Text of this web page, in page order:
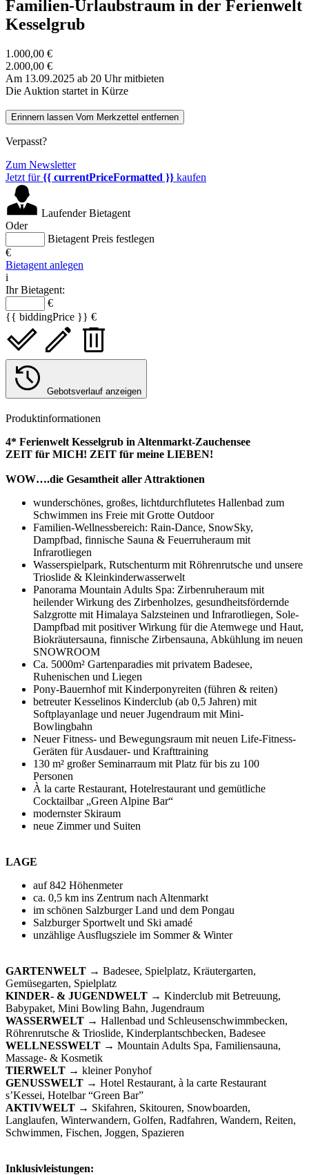
Familien-Urlaubstraum in der Ferienwelt
Kesselgrub
1.000,00 €
2.000,00 €
Am 13.09.2025 ab 20 Uhr mitbieten
Die Auktion startet in Kürze
Erinnern lassen Vom Merkzettel entfernen
Verpasst?
Zum Newsletter
Jetzt für{{ currentPriceFormatted }} kaufen
Laufender Bietagent
Oder
Bietagent Preis festlegen
€
Bietagent anlegen
i
Ihr Bietagent:
€
{{ biddingPrice }} €
Gebotsverlauf anzeigen
Produktinformationen
4* Ferienwelt Kesselgrub in Altenmarkt-Zauchensee
ZEIT für MICH! ZEIT für meine LIEBEN!
WOW….die Gesamtheit aller Attraktionen
wunderschönes, großes, lichtdurchflutetes Hallenbad zum
Schwimmen ins Freie mit Grotte Outdoor
Familien-Wellnessbereich: Rain-Dance, SnowSky,
Dampfbad, finnische Sauna & Feuerruheraum mit
Infrarotliegen
Wasserspielpark, Rutschenturm mit Röhrenrutsche und unsere
Trioslide & Kleinkinderwasserwelt
Panorama Mountain Adults Spa: Zirbenruheraum mit
heilender Wirkung des Zirbenholzes, gesundheitsfördernde
Salzgrotte mit Himalaya Salzsteinen und Infrarotliegen, Sole-
Dampfbad mit positiver Wirkung für die Atemwege und Haut,
Biokräutersauna, finnische Zirbensauna, Abkühlung im neuen
SNOWROOM
Ca. 5000m² Gartenparadies mit privatem Badesee,
Ruhenischen und Liegen
Pony-Bauernhof mit Kinderponyreiten (führen & reiten)
betreuter Kesselinos Kinderclub (ab 0,5 Jahren) mit
Softplayanlage und neuer Jugendraum mit Mini-
Bowlingbahn
Neuer Fitness- und Bewegungsraum mit neuen Life-Fitness-
Geräten für Ausdauer- und Krafttraining
130 m² großer Seminarraum mit Platz für bis zu 100
Personen
À la carte Restaurant, Hotelrestaurant und gemütliche
Cocktailbar „Green Alpine Bar“
modernster Skiraum
neue Zimmer und Suiten
LAGE
auf 842 Höhenmeter
ca. 0,5 km ins Zentrum nach Altenmarkt
im schönen Salzburger Land und dem Pongau
Salzburger Sportwelt und Ski amadé
unzählige Ausflugsziele im Sommer & Winter
GARTENWELT → Badesee, Spielplatz, Kräutergarten,
Gemüsegarten, Spielplatz
KINDER- & JUGENDWELT → Kinderclub mit Betreuung,
Babypaket, Mini Bowling Bahn, Jugendraum
WASSERWELT → Hallenbad und Schleusenschwimmbecken,
Röhrenrutsche & Trioslide, Kinderplantschbecken, Badesee
WELLNESSWELT → Mountain Adults Spa, Familiensauna,
Massage- & Kosmetik
TIERWELT → kleiner Ponyhof
GENUSSWELT → Hotel Restaurant, à la carte Restaurant
s’Kessei, Hotelbar “Green Bar”
AKTIVWELT → Skifahren, Skitouren, Snowboarden,
Langlaufen, Winterwandern, Golfen, Radfahren, Wandern, Reiten,
Schwimmen, Fischen, Joggen, Spazieren
Inklusivleistungen: